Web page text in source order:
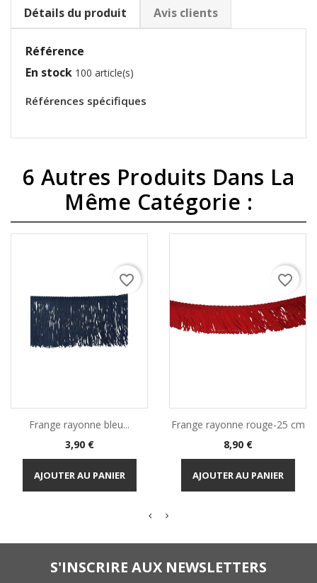
Détails du produit Avis clients
Référence
En stock 100 article(s)
Références spécifiques
6 Autres Produits Dans La
Même Catégorie :
Frange rayonne bleu...
Prix
3,90 €
AJOUTER AU PANIER
favorite_border
Frange rayonne rouge-25 cm
Prix
8,90 €
AJOUTER AU PANIER
favorite_border
S'INSCRIRE AUX NEWSLETTERS